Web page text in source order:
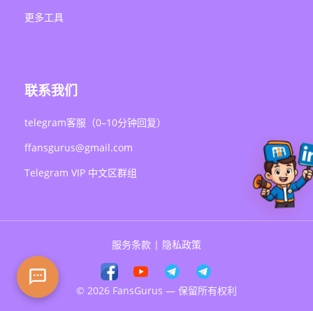
更多工具
联系我们
telegram客服（0–10分钟回复）
ffansgurus@gmail.com
Telegram VIP 中文区群组
服务条款 | 隐私政策
© 2026 FansGurus — 保留所有权利